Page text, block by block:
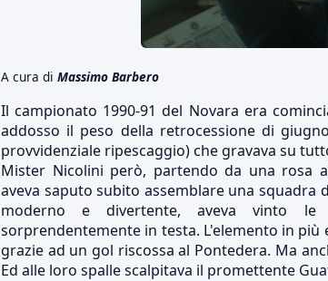
A cura di Massimo Barbero
Il campionato 1990-91 del Novara era
addosso il peso della retrocessione di
provvidenziale ripescaggio) che gravava su
Mister Nicolini però, partendo da una rosa
aveva saputo subito assemblare una squadra
moderno e divertente, aveva vinto le
sorprendentemente in testa. L'elemento in
grazie ad un gol riscossa al Pontedera. Ma
Ed alle loro spalle scalpitava il promettente